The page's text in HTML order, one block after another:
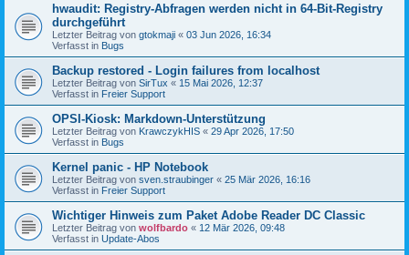
hwaudit: Registry-Abfragen werden nicht in 64-Bit-Registry
durchgeführt
Letzter Beitrag von gtokmaji « 03 Jun 2026, 16:34
Verfasst in Bugs
Backup restored - Login failures from localhost
Letzter Beitrag von SirTux « 15 Mai 2026, 12:37
Verfasst in Freier Support
OPSI-Kiosk: Markdown-Unterstützung
Letzter Beitrag von KrawczykHIS « 29 Apr 2026, 17:50
Verfasst in Bugs
Kernel panic - HP Notebook
Letzter Beitrag von sven.straubinger « 25 Mär 2026, 16:16
Verfasst in Freier Support
Wichtiger Hinweis zum Paket Adobe Reader DC Classic
Letzter Beitrag von wolfbardo « 12 Mär 2026, 09:48
Verfasst in Update-Abos